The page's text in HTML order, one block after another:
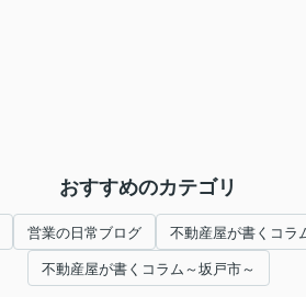
おすすめのカテゴリ
営業の日常ブログ 不動産屋が書くコラ
不動産屋が書くコラム～坂戸市～